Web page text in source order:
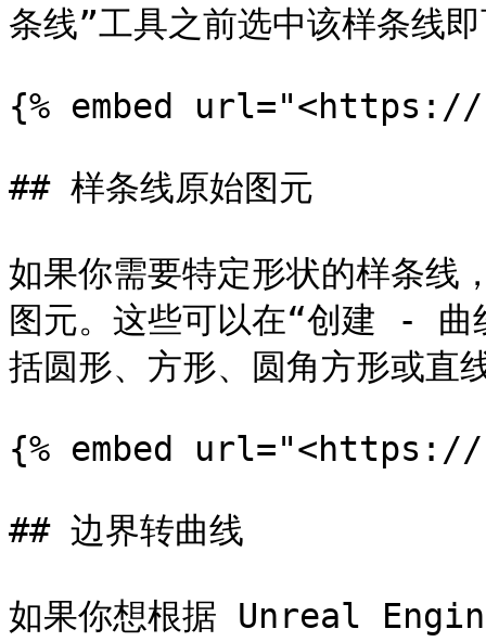
条线”工具之前选中该样条线
{% embed url="<https://
## 样条线原始图元
如果你需要特定形状的样条
图元。这些可以在“创建 - 曲
括圆形、方形、圆角方形或直
{% embed url="<https://
## 边界转曲线
如果你想根据 Unreal